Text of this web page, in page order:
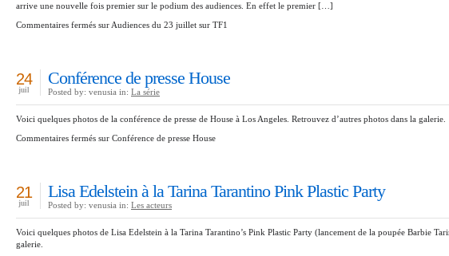
arrive une nouvelle fois premier sur le podium des audiences. En effet le premier […]
Commentaires fermés sur Audiences du 23 juillet sur TF1
Conférence de presse House
24
juil Posted by: venusia in: La série
Voici quelques photos de la conférence de presse de House à Los Angeles. Retrouvez d’autres photos dans la galerie.
Commentaires fermés sur Conférence de presse House
Lisa Edelstein à la Tarina Tarantino Pink Plastic Party
21
juil Posted by: venusia in: Les acteurs
Voici quelques photos de Lisa Edelstein à la Tarina Tarantino’s Pink Plastic Party (lancement de la poupée Barbie
galerie.